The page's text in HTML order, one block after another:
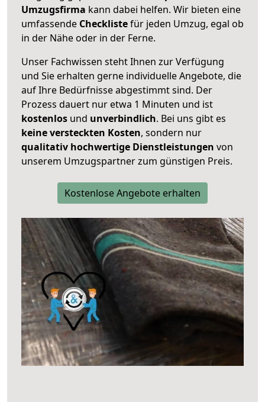
Umzugsfirma kann dabei helfen. Wir bieten eine
umfassende Checklistefür jeden Umzug, egal ob
in der Nähe oder in der Ferne.
Unser Fachwissen steht Ihnen zur Verfügung
und Sie erhalten gerne individuelle Angebote, die
auf Ihre Bedürfnisse abgestimmt sind. Der
Prozess dauert nur etwa 1 Minuten und ist
kostenlos und unverbindlich. Bei uns gibt es
keine versteckten Kosten, sondern nur
qualitativ hochwertige Dienstleistungen von
unserem Umzugspartner zum günstigen Preis.
Kostenlose Angebote erhalten